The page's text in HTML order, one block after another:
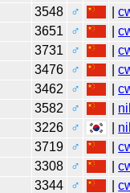
3548 ♂ |
3651 ♂ |
3731 ♂ |
3476 ♂ |
3462 ♂ |
3582 ♂
3226 ♂
3719 ♂ |
3308 ♂ |
3344 ♂ |